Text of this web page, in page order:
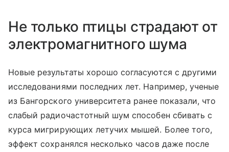
Не только птицы страдают от
электромагнитного шума
Новые результаты хорошо согласуются с другими
исследованиями последних лет. Например, ученые
из Бангорского университета ранее показали, что
слабый радиочастотный шум способен сбивать с
курса мигрирующих летучих мышей. Более того,
эффект сохранялся несколько часов даже после